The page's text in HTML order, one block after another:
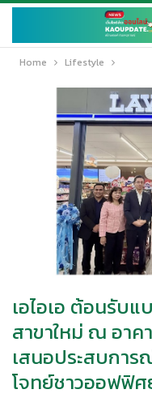
Home Lifestyle
เอไอเอ ต้อนรับ
สาขาใหม่ ณ อาค
เสนอประสบกา
โจทย์ชาวออฟฟิ